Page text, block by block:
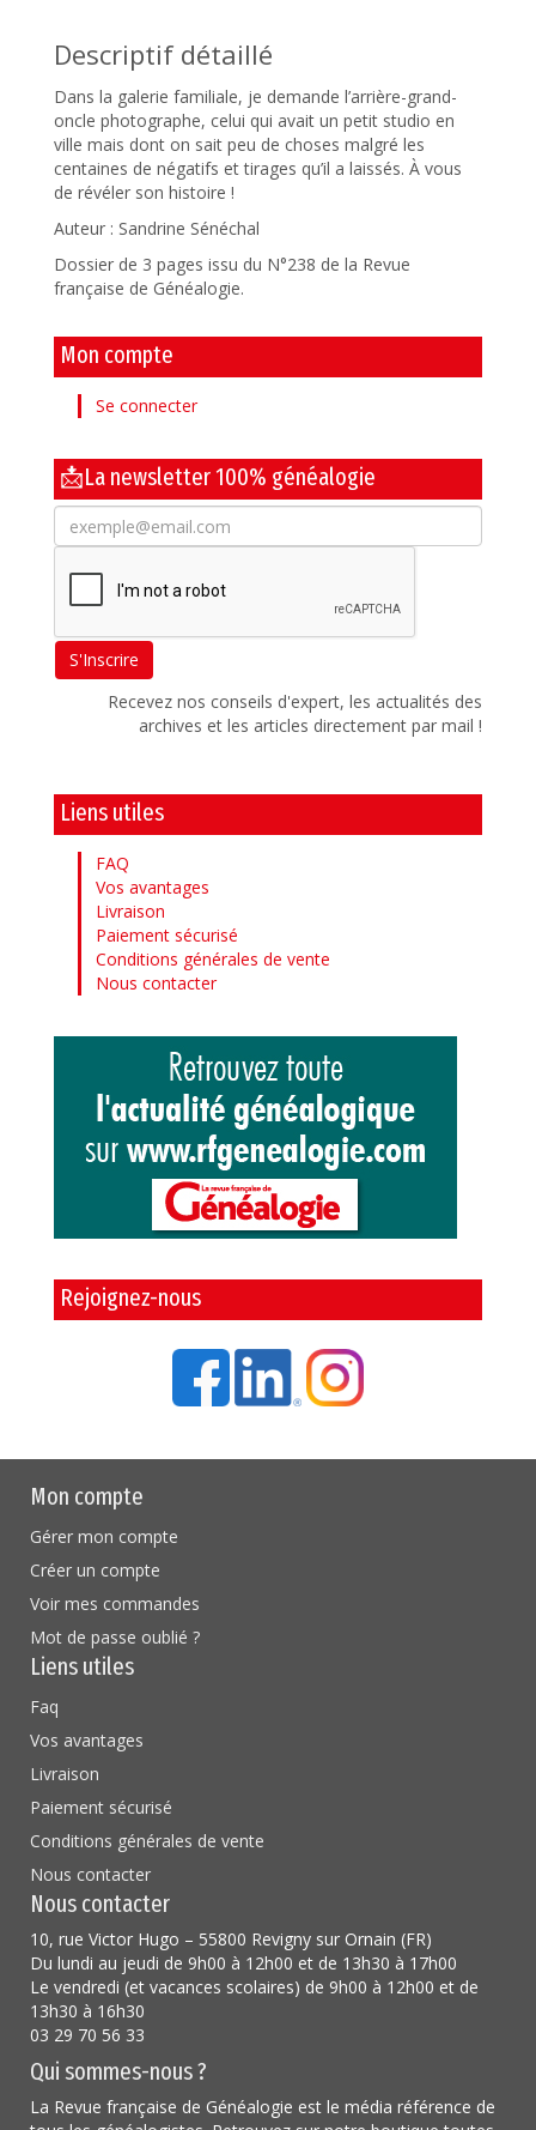
Descriptif détaillé
Dans la galerie familiale, je demande l’arrière-grand-
oncle photographe, celui qui avait un petit studio en
ville mais dont on sait peu de choses malgré les
centaines de négatifs et tirages qu’il a laissés. À vous
de révéler son histoire !
Auteur : Sandrine Sénéchal
Dossier de 3 pages issu du N°238 de la Revue
française de Généalogie.
Mon compte
Se connecter
📩La newsletter 100% généalogie
Recevez nos conseils d'expert, les actualités des
archives et les articles directement par mail !
Liens utiles
FAQ
Vos avantages
Livraison
Paiement sécurisé
Conditions générales de vente
Nous contacter
Rejoignez-nous
Mon compte
Gérer mon compte
Créer un compte
Voir mes commandes
Mot de passe oublié ?
Liens utiles
Faq
Vos avantages
Livraison
Paiement sécurisé
Conditions générales de vente
Nous contacter
Nous contacter
10, rue Victor Hugo – 55800 Revigny sur Ornain (FR)
Du lundi au jeudi de 9h00 à 12h00 et de 13h30 à 17h00
Le vendredi (et vacances scolaires) de 9h00 à 12h00 et de
13h30 à 16h30
03 29 70 56 33
Qui sommes-nous ?
La Revue française de Généalogie est le média référence de